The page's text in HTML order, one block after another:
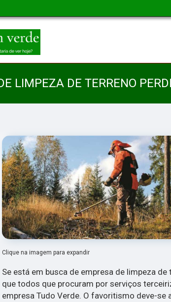
LIMPEZA DE TERRENO
Clique na imagem para expandir
Se está em busca de empresa de limpeza de
que todos que procuram por serviços
empresa Tudo Verde. O favoritismo deve-se